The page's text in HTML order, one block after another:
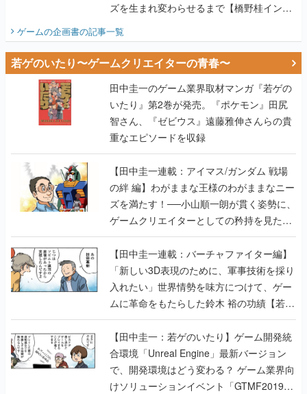
ズを生まれ変わらせるまで【橋野桂インタ
ビュー】
ゲームの企画書の記事一覧
若ゲのいたり〜ゲームクリエイターの青春〜
田中圭一のゲーム業界取材マンガ『若ゲの
いたり』第2巻が発売。『ポケモン』田尻
智さん、『ゼビウス』遠藤雅伸さんらの貴
重なエピソードを収録
【田中圭一連載：アイマス/ガンダム 戦場
の絆 編】わがままな王様のわがままなニー
ズを満たす！──小山順一朗が貫く姿勢に、
ゲームクリエイターとしての矜持を見た
【若ゲのいたり最終回】
【田中圭一連載：バーチャファイター編】
「新しい3D表現のために、軍事技術を採り
入れたい」世界情勢を味方につけて、ゲー
ムに革命をもたらした鈴木 裕の功績【若ゲ
のいたり】
【田中圭一：若ゲのいたり】ゲーム開発統
合環境「Unreal Engine」最新バージョン
で、開発環境はどう変わる？ ゲーム業界向
けソリューションイベント「GTMF2019」